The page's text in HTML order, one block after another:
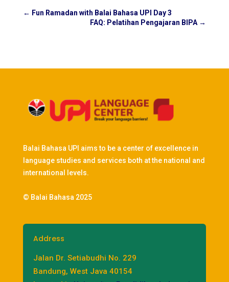
← Fun Ramadan with Balai Bahasa UPI Day 3
FAQ: Pelatihan Pengajaran BIPA →
Balai Bahasa UPI aims to be a center of excellence in
language studies and services both at the national and
international levels.
© Balai Bahasa 2025
Address
Jalan Dr. Setiabudhi No. 229
Bandung, West Java 40154